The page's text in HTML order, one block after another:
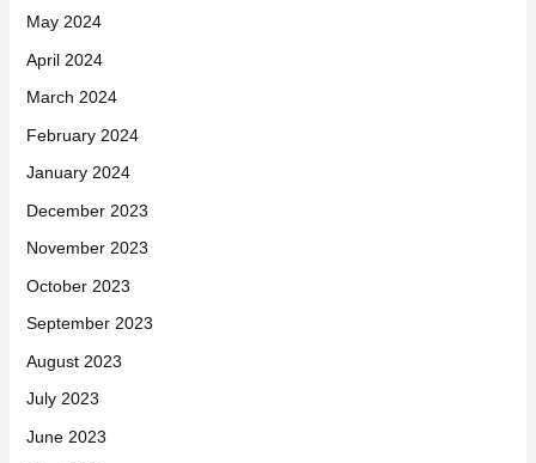
May 2024
April 2024
March 2024
February 2024
January 2024
December 2023
November 2023
October 2023
September 2023
August 2023
July 2023
June 2023